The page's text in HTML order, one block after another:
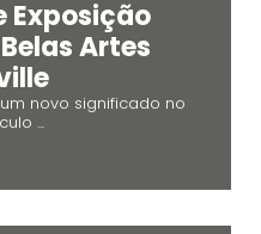
Exposição
Artes
novo significado no
...